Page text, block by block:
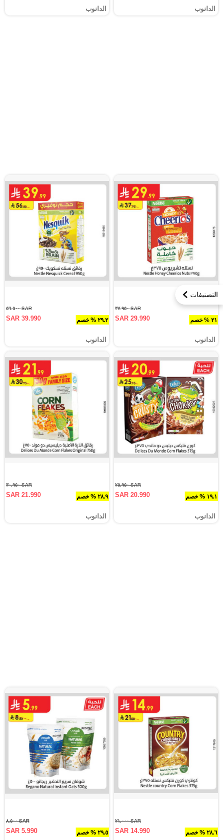
التصنيفات
الدانوب الدانوب
٢١ % خصم
SAR ٣٧.٩٥٠
SAR 29.990
الدانوب
٢٩.٢ % خصم
SAR ٥٦.٥٠٠
SAR 39.990
الدانوب
١٩.١ % خصم
SAR ٢٥.٩٥٠
SAR 20.990
الدانوب
٢٨.٩ % خصم
SAR ٣٠.٩٥٠
SAR 21.990
الدانوب
٢٨.٦ % خصم
SAR ٢١.٠٠٠
SAR 14.990 ٢٩.٥ % خصم
SAR ٨.٥٠٠
SAR 5.990